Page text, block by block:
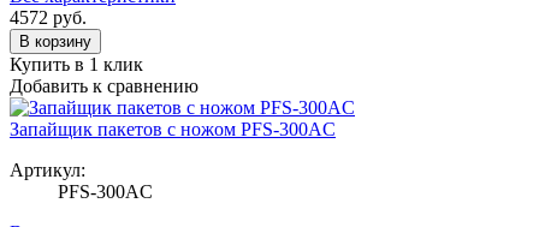
4572 руб.
В корзину
Купить в 1 клик
Добавить к сравнению
Запайщик пакетов с ножом PFS-300AC
Артикул:
PFS-300AC